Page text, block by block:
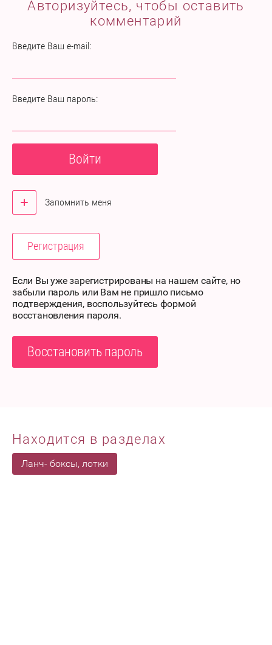
Авторизуйтесь, чтобы оставить
комментарий
Введите Ваш e-mail:
Введите Ваш пароль:
Войти
Запомнить меня
Регистрация
Если Вы уже зарегистрированы на нашем сайте, но
забыли пароль или Вам не пришло письмо
подтверждения, воспользуйтесь формой
восстановления пароля.
Восстановить пароль
Находится в разделах
Ланч- боксы, лотки